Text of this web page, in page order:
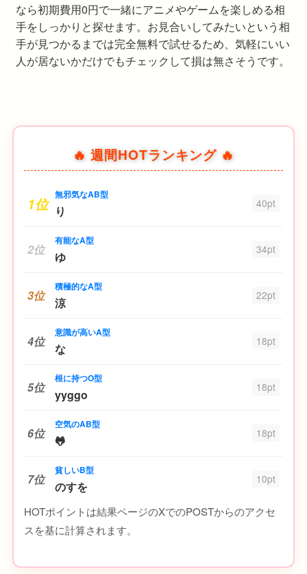
なら初期費用0円で一緒にアニメやゲームを楽しめる相
手をしっかりと探せます。お見合いしてみたいという相
手が見つかるまでは完全無料で試せるため、気軽にいい
人が居ないかだけでもチェックして損は無さそうです。
🔥 週間HOTランキング 🔥
1位 無邪気なAB型
り 40pt
2位
有能なA型
ゆ 34pt
3位
積極的なA型
涼 22pt
4位
意識が高いA型
な 18pt
5位
根に持つO型
yyggo 18pt
6位
空気のAB型
🐸 18pt
7位
貧しいB型
のすを 10pt
HOTポイントは結果ページのXでのPOSTからのアクセ
スを基に計算されます。